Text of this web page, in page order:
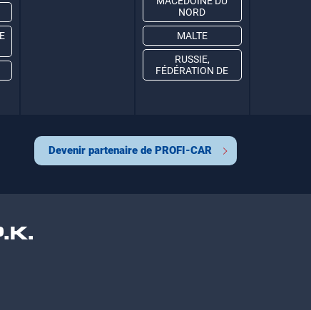
NORD
MALTE
RUSSIE,
FÉDÉRATION DE
Devenir partenaire de PROFI-CAR